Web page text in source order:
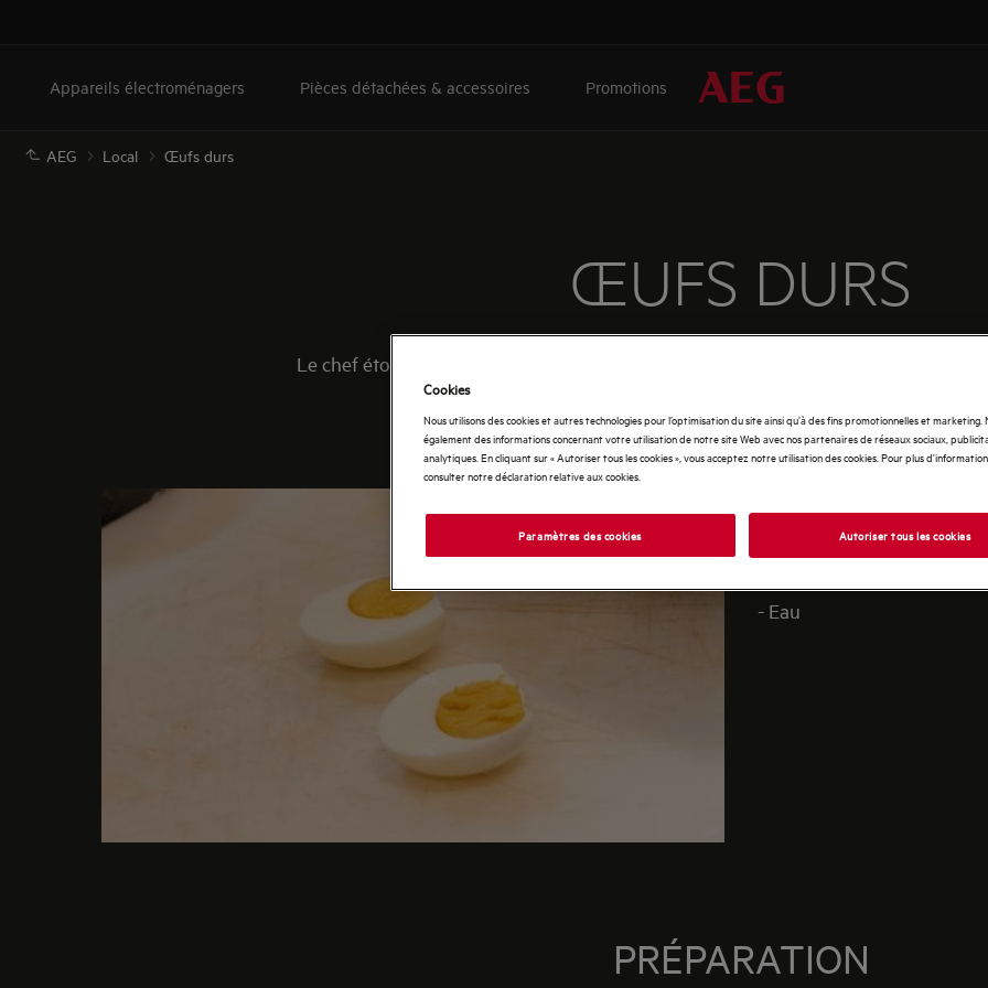
Appareils électroménagers Pièces détachées & accessoires Promotions
AEG Local Œufs durs
ŒUFS DURS
Le chef étoilé et ambassadeur AEG Giovanni Bruno nous montre sa technique
- Eau
PRÉPARATION
Cookies
Nous utilisons des cookies et autres technologies pour l’optimisation du site ainsi qu’à des fins promotionnelles et
également des informations concernant votre utilisation de notre site Web avec nos partenaires de réseaux sociaux,
analytiques. En cliquant sur « Autoriser tous les cookies », vous acceptez notre utilisation des cookies. Pour plus
consulter notre déclaration relative aux cookies.
Paramètres des cookies Autoriser tous les cookies